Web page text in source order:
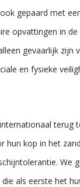
gepaard met
opvattingen in
gevaarlijk zijn
en fysieke
terug
hun kop in het
We
als eerste het